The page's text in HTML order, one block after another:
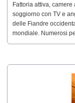
Fattoria attiva,
soggiorno con TV e
delle Fiandre
mondiale. Numerosi